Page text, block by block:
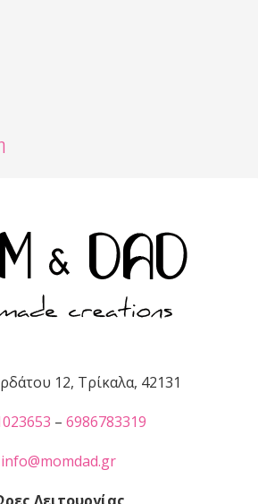
12, Τρίκαλα, 42131
– 6986783319
info@momdad.gr